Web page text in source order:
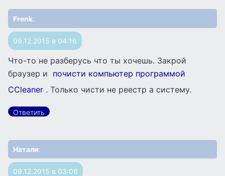
Frenk:
09.12.2015 в 04:16
Что-то не разберусь что ты хочешь. Закрой
браузер и почисти компьютер программой
CCleaner . Только чисти не реестр а систему.
Ответить
Натали:
09.12.2015 в 03:06